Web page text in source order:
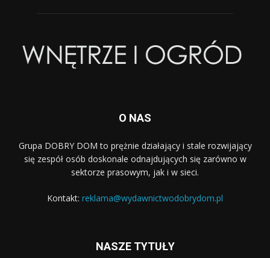
O NAS
Grupa DOBRY DOM to prężnie działający i stale rozwijający
się zespół osób doskonale odnajdujących się zarówno w
sektorze prasowym, jak i w sieci.
Kontakt: reklama@wydawnictwodobrydom.pl
NASZE TYTUŁY